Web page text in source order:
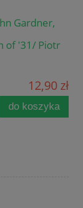
Gardner,
of '31/ Piotr
12,90 zł
do koszyka